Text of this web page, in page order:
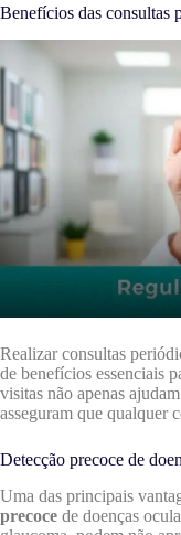
Benefícios das consultas
Realizar consultas
de benefícios essenciais
visitas não apenas
asseguram que qualquer
Detecção precoce de
Uma das principais
precoce de doenças